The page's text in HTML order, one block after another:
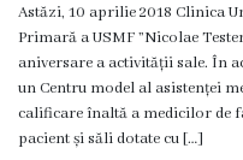
Astăzi, 10 aprilie 2018 Clinica
Primară a USMF ”Nicolae
aniversare a activității sale. În
un Centru model al asistenței
calificare înaltă a medicilor de
pacient și săli dotate cu […]